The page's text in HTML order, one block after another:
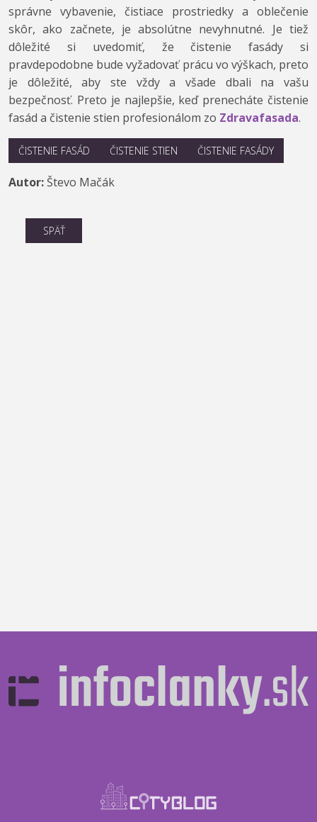
správne vybavenie, čistiace prostriedky a oblečenie
skôr, ako začnete, je absolútne nevyhnutné. Je tiež
dôležité si uvedomiť, že čistenie fasády si
pravdepodobne bude vyžadovať prácu vo výškach, preto
je dôležité, aby ste vždy a všade dbali na vašu
bezpečnosť. Preto je najlepšie, keď prenecháte čistenie
fasád a čistenie stien profesionálom zo Zdravafasada.
ČISTENIE FASÁD ČISTENIE STIEN ČISTENIE FASÁDY
Autor: Števo Mačák
SPÄŤ